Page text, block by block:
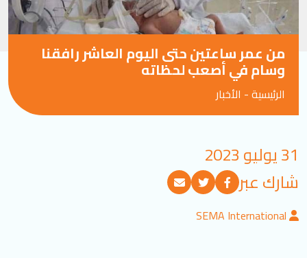
شارك معنا
الأخبار والموارد
المدونة
SEARCH
من عمر ساعتين حتى اليوم العاشر رافقنا
وسام في أصعب لحظاته
الرئيسية- الأخبار
31 يوليو 2023
شارك عبر
SEMA International